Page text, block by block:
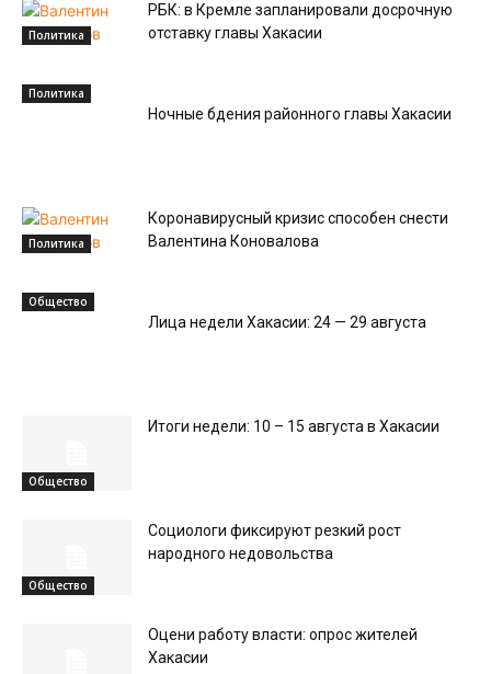
Политика
РБК: в Кремле запланировали досрочную
отставку главы Хакасии
Политика
Ночные бдения районного главы Хакасии
Политика
Коронавирусный кризис способен снести
Валентина Коновалова
Общество
Лица недели Хакасии: 24 — 29 августа
Общество
Итоги недели: 10 – 15 августа в Хакасии
Общество
Социологи фиксируют резкий рост
народного недовольства
Оцени работу власти: опрос жителей
Хакасии